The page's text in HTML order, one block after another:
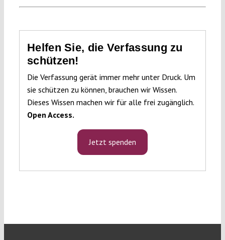
Helfen Sie, die Verfassung zu
schützen!
Die Verfassung gerät immer mehr unter Druck. Um
sie schützen zu können, brauchen wir Wissen.
Dieses Wissen machen wir für alle frei zugänglich.
Open Access.
Jetzt spenden